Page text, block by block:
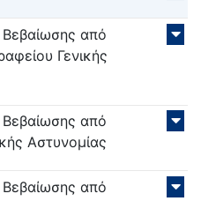
από
Γενικής
από
Αστυνομίας
από